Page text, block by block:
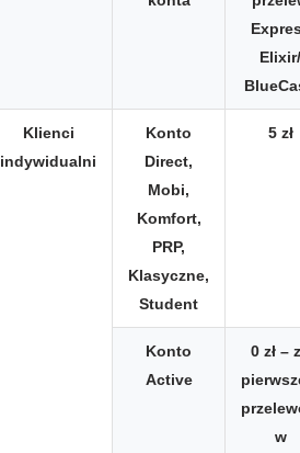
Elixir/
Klienci
indywidualni
Konto
Direct,
Mobi,
Komfort,
PRP,
Klasyczne,
Student
5 zł
Konto
Active
0 zł –
w